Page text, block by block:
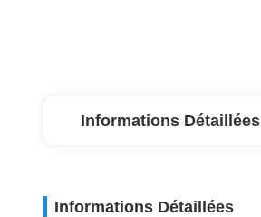
Informations Détaillées
Informations Détaillées